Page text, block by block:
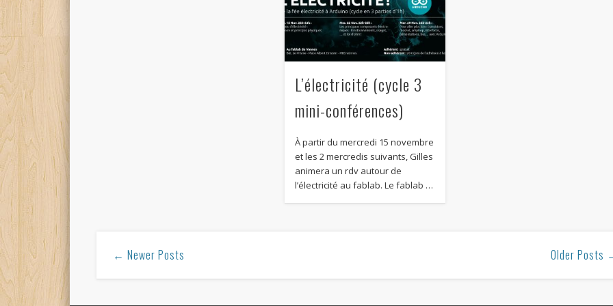
L’électricité (cycle 3
mini-conférences)
À partir du mercredi 15 novembre
et les 2 mercredis suivants, Gilles
animera un rdv autour de
l’électricité au fablab. Le fablab …
← Newer Posts Older Posts